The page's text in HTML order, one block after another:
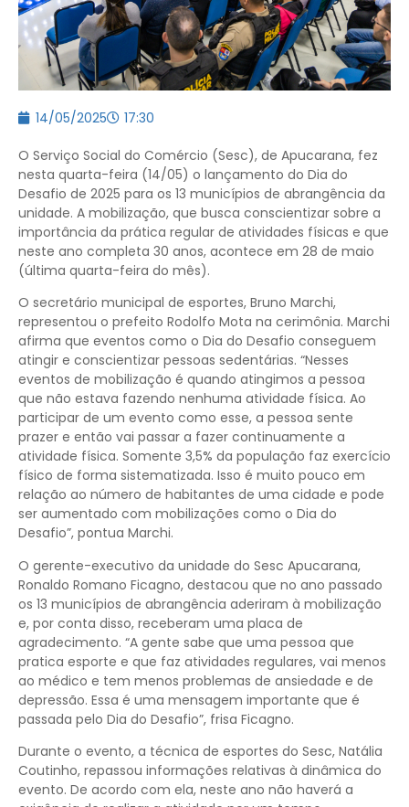
14/05/2025 17:30
O Serviço Social do Comércio (Sesc), de Apucarana, fez
nesta quarta-feira (14/05) o lançamento do Dia do
Desafio de 2025 para os 13 municípios de abrangência da
unidade. A mobilização, que busca conscientizar sobre a
importância da prática regular de atividades físicas e que
neste ano completa 30 anos, acontece em 28 de maio
(última quarta-feira do mês).
O secretário municipal de esportes, Bruno Marchi,
representou o prefeito Rodolfo Mota na cerimônia. Marchi
afirma que eventos como o Dia do Desafio conseguem
atingir e conscientizar pessoas sedentárias. “Nesses
eventos de mobilização é quando atingimos a pessoa
que não estava fazendo nenhuma atividade física. Ao
participar de um evento como esse, a pessoa sente
prazer e então vai passar a fazer continuamente a
atividade física. Somente 3,5% da população faz exercício
físico de forma sistematizada. Isso é muito pouco em
relação ao número de habitantes de uma cidade e pode
ser aumentado com mobilizações como o Dia do
Desafio”, pontua Marchi.
O gerente-executivo da unidade do Sesc Apucarana,
Ronaldo Romano Ficagno, destacou que no ano passado
os 13 municípios de abrangência aderiram à mobilização
e, por conta disso, receberam uma placa de
agradecimento. “A gente sabe que uma pessoa que
pratica esporte e que faz atividades regulares, vai menos
ao médico e tem menos problemas de ansiedade e de
depressão. Essa é uma mensagem importante que é
passada pelo Dia do Desafio”, frisa Ficagno.
Durante o evento, a técnica de esportes do Sesc, Natália
Coutinho, repassou informações relativas à dinâmica do
evento. De acordo com ela, neste ano não haverá a